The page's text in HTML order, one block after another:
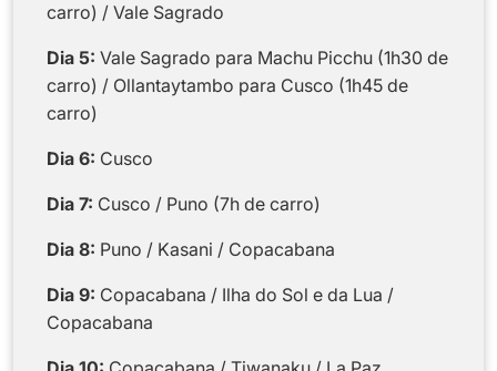
carro) / Vale Sagrado
Dia 5: Vale Sagrado para Machu Picchu (1h30 de
carro) / Ollantaytambo para Cusco (1h45 de
carro)
Dia 6: Cusco
Dia 7: Cusco / Puno (7h de carro)
Dia 8: Puno / Kasani / Copacabana
Dia 9: Copacabana / Ilha do Sol e da Lua /
Copacabana